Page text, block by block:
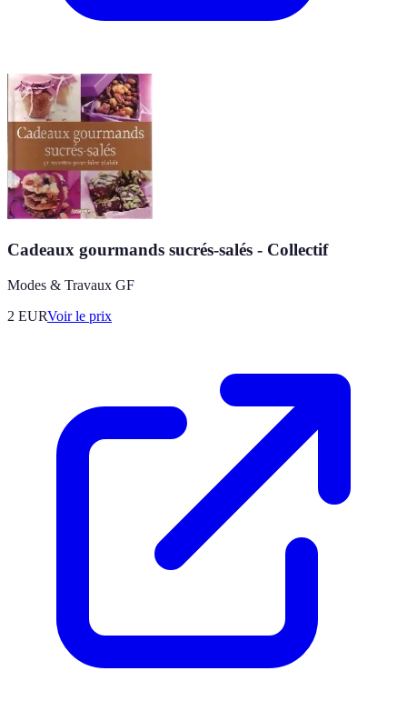
Cadeaux gourmands sucrés-salés - Collectif
Modes & Travaux GF
2 EURVoir le prix